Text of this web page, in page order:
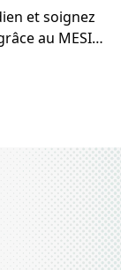
et soignez
au MESI
occupés.